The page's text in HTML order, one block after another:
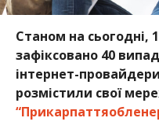
Станом на сьогодні,
зафіксовано 40
інтернет-
розмістили свої